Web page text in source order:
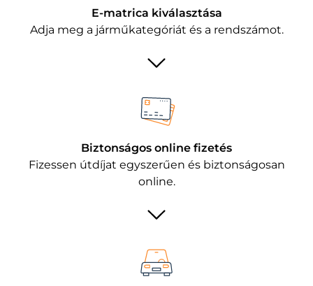
E-matrica kiválasztása
Adja meg a járműkategóriát és a rendszámot.
Biztonságos online fizetés
Fizessen útdíjat egyszerűen és biztonságosan
online.